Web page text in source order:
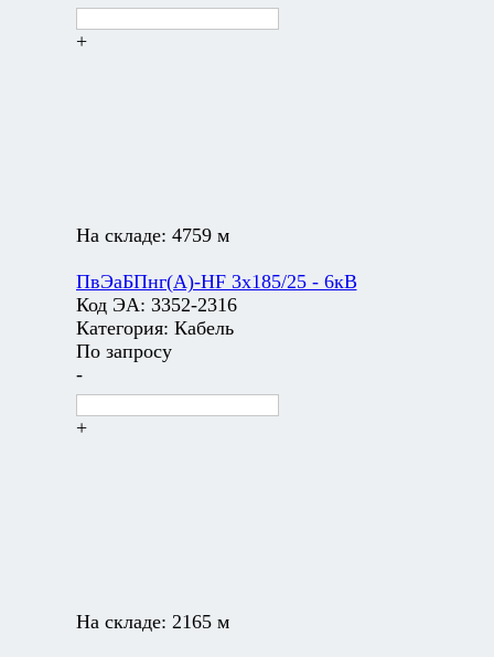
+
На складе: 4759 м
ПвЭаБПнг(А)-HF 3х185/25 - 6кВ
Код ЭА: 3352-2316
Категория: Кабель
По запросу
-
+
На складе: 2165 м